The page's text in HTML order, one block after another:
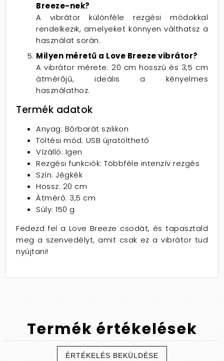
Breeze-nek?
A vibrátor különféle rezgési módokkal
rendelkezik, amelyeket könnyen válthatsz a
használat során.
Milyen méretű a Love Breeze vibrátor?
A vibrátor mérete: 20 cm hosszú és 3,5 cm
átmérőjű, ideális a kényelmes
használathoz.
Termék adatok
Anyag: Bőrbarát szilikon
Töltési mód: USB újratölthető
Vízálló: Igen
Rezgési funkciók: Többféle intenzív rezgés
Szín: Jégkék
Hossz: 20 cm
Átmérő: 3,5 cm
Súly: 150 g
Fedezd fel a Love Breeze csodát, és tapasztald
meg a szenvedélyt, amit csak ez a vibrátor tud
nyújtani!
Termék értékelések
ÉRTÉKELÉS BEKÜLDÉSE